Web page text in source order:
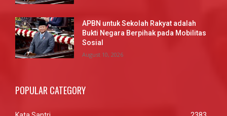
APBN untuk Sekolah Rakyat adalah
Bukti Negara Berpihak pada Mobilitas
Sosial
August 10, 2026
POPULAR CATEGORY